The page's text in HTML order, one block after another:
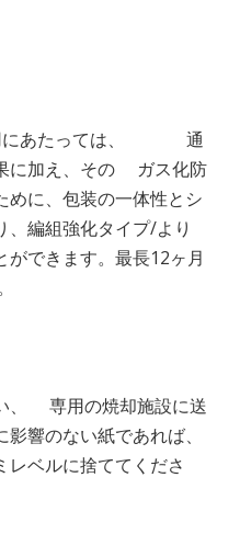
用にあたっては、 通
に加え、その ガス化防
めに、包装の一体性とシ
、編組強化タイプ/より
できます。最長12ヶ月
、 専用の焼却施設に送
響のない紙であれば、
ベルに捨ててくださ